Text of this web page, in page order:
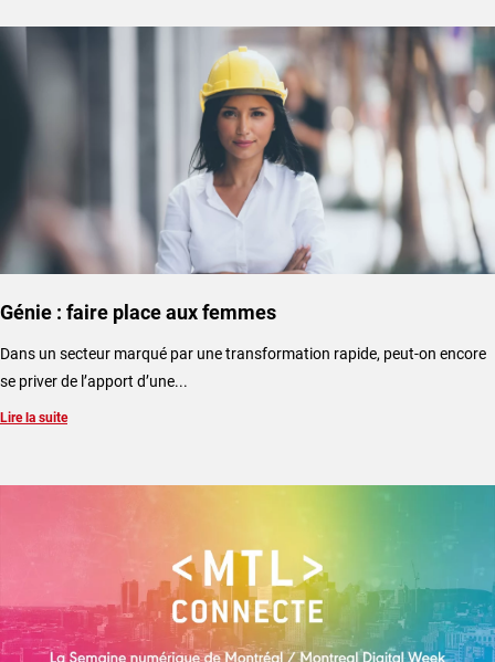
Génie : faire place aux femmes
Dans un secteur marqué par une transformation rapide, peut-on encore
se priver de l’apport d’une...
Lire la suite